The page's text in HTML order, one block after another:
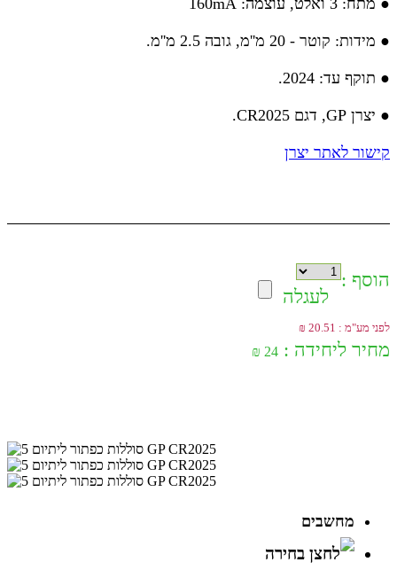
● מידות: קוטר - 20 מ''מ, גובה 2.5 מ''מ.
● תוקף עד: 2024.
● יצרן GP, דגם CR2025.
קישור לאתר יצרן
הוסף :
לעגלה
לפני מע"מ : 20.51 ₪
מחיר ליחידה : 24 ₪
מחשבים